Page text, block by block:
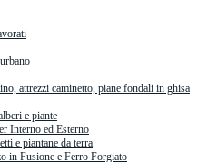
attrezzi caminetto, piane fondali in ghisa
e piante
Interno ed Esterno
e piantane da terra
in Fusione e Ferro Forgiato